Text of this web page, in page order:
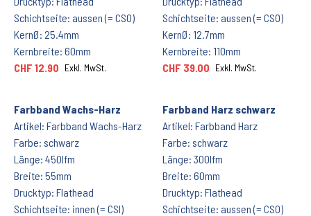
Schichtseite: aussen (= CSO)
KernØ: 25.4mm
Kernbreite: 60mm
CHF 12.90 Exkl. MwSt.
Schichtseite: aussen (= CSO)
KernØ: 12.7mm
Kernbreite: 110mm
CHF 39.00 Exkl. MwSt.
Farbband Wachs-Harz
Artikel: Farbband Wachs-Harz
Farbe: schwarz
Länge: 450lfm
Breite: 55mm
Drucktyp: Flathead
Schichtseite: innen (= CSI)
Farbband Harz schwarz
Artikel: Farbband Harz
Farbe: schwarz
Länge: 300lfm
Breite: 60mm
Drucktyp: Flathead
Schichtseite: aussen (= CSO)